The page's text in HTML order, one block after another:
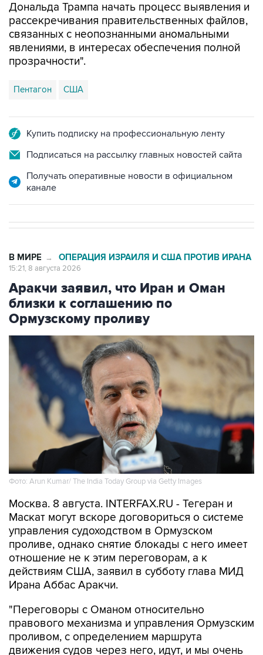
Дональда Трампа начать процесс выявления и
рассекречивания правительственных файлов,
связанных с неопознанными аномальными
явлениями, в интересах обеспечения полной
прозрачности".
Пентагон США
Купить подписку на профессиональную ленту
Подписаться на рассылку главных новостей сайта
Получать оперативные новости в официальном
канале
В МИРЕ → ОПЕРАЦИЯ ИЗРАИЛЯ И США ПРОТИВ ИРАНА
15:21, 8 августа 2026
Аракчи заявил, что Иран и Оман
близки к соглашению по
Ормузскому проливу
Фото: Arun Kumar/ The India Today Group via Getty Images
Москва. 8 августа. INTERFAX.RU - Тегеран и
Маскат могут вскоре договориться о системе
управления судоходством в Ормузском
проливе, однако снятие блокады с него имеет
отношение не к этим переговорам, а к
действиям США, заявил в субботу глава МИД
Ирана Аббас Аракчи.
"Переговоры с Оманом относительно
правового механизма и управления Ормузским
проливом, с определением маршрута
движения судов через него, идут, и мы очень